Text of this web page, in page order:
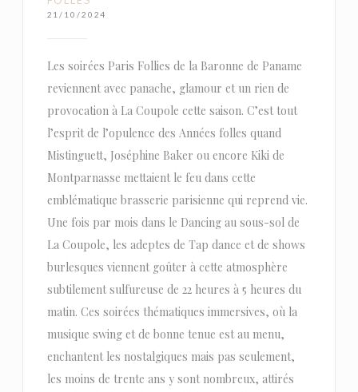
21/10/2024
Les soirées Paris Follies de la Baronne de Paname
reviennent avec panache, glamour et un rien de
provocation à La Coupole cette saison. C’est tout
l’esprit de l’opulence des Années folles quand
Mistinguett, Joséphine Baker ou encore Kiki de
Montparnasse mettaient le feu dans cette
emblématique brasserie parisienne qui reprend vie.
Une fois par mois dans le Dancing au sous-sol de
La Coupole, les adeptes de Tap dance et de shows
burlesques viennent goûter à cette atmosphère
subtilement sulfureuse de 22 heures à 5 heures du
matin. Ces soirées thématiques immersives, où la
musique swing et de bonne tenue est au menu,
enchantent les nostalgiques mais pas seulement,
les moins de trente ans y sont nombreux, attirés